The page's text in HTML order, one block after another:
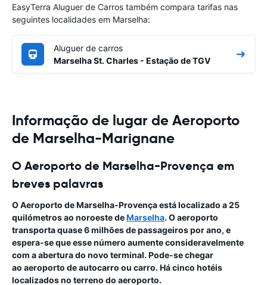
EasyTerra Aluguer de Carros também compara tarifas nas
seguintes localidades em Marselha:
Aluguer de carros
Marselha St. Charles - Estação de TGV
Informação de lugar de Aeroporto
de Marselha-Marignane
O Aeroporto de Marselha-Provença em
breves palavras
O Aeroporto de Marselha-Provençaestá localizado a 25
quilómetros ao noroeste deMarselha. O aeroporto
transporta quase 6 milhões de passageiros por ano, e
espera-se que esse número aumente consideravelmente
com a abertura do novo terminal. Pode-se chegar
ao aeroporto de autocarro ou carro. Há cinco hotéis
localizados no terreno do aeroporto.